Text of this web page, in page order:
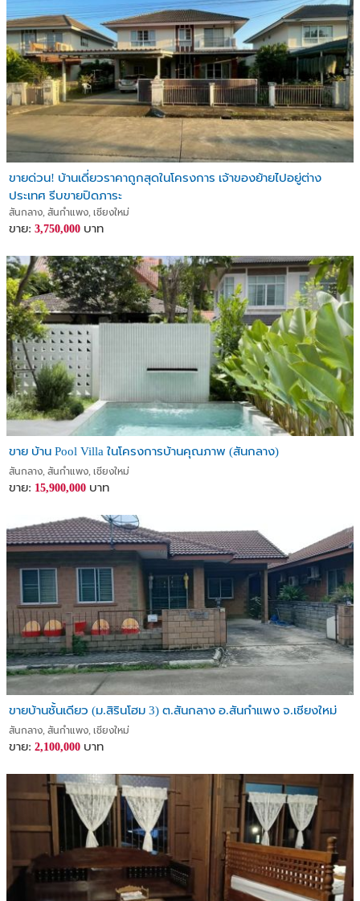
ขายด่วน! บ้านเดี่ยวราคาถูกสุดในโครงการ เจ้าของย้ายไปอยู่ต่าง
ประเทศ รีบขายปิดภาระ
สันกลาง, สันกำแพง, เชียงใหม่
ขาย: 3,750,000 บาท
ขาย บ้าน Pool Villa ในโครงการบ้านคุณภาพ (สันกลาง)
สันกลาง, สันกำแพง, เชียงใหม่
ขาย: 15,900,000 บาท
ขายบ้านชั้นเดียว (ม.สิรินโฮม 3) ต.สันกลาง อ.สันกำแพง จ.เชียงใหม่
สันกลาง, สันกำแพง, เชียงใหม่
ขาย: 2,100,000 บาท